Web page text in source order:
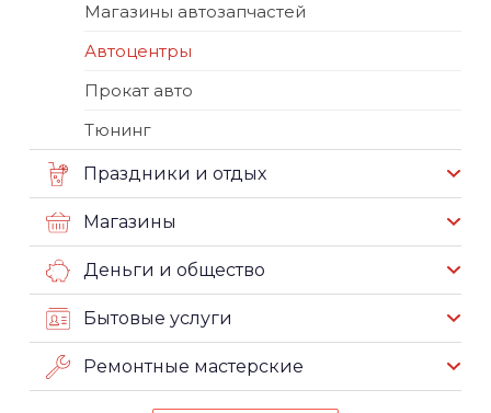
Магазины автозапчастей
Автоцентры
Прокат авто
Тюнинг
Праздники и отдых
Магазины
Деньги и общество
Бытовые услуги
Ремонтные мастерские